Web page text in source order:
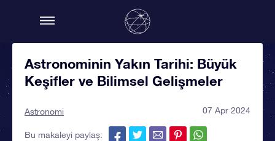
Astronominin Yakın Tarihi: Büyük
Keşifler ve Bilimsel Gelişmeler
Astronomi 07 Apr 2024
Bu makaleyi paylaş: